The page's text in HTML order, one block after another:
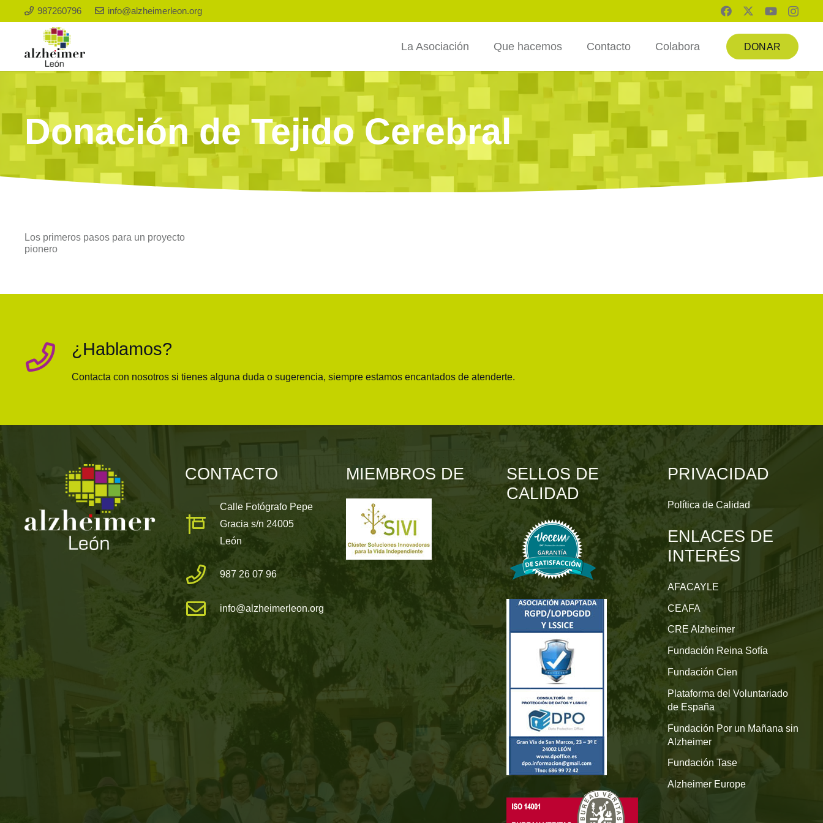
987260796 info@alzheimerleon.org
La Asociación Que hacemos Contacto Colabora DONAR
Donación de Tejido Cerebral
Los primeros pasos para un proyecto
pionero
¿Hablamos?
Contacta con nosotros si tienes alguna duda o sugerencia, siempre estamos encantados de atenderte.
CONTACTO
Calle Fotógrafo Pepe
Gracia s/n 24005
León
987 26 07 96
info@alzheimerleon.org
MIEMBROS DE
SELLOS DE
CALIDAD
PRIVACIDAD
Política de Calidad
ENLACES DE
INTERÉS
AFACAYLE
CEAFA
CRE Alzheimer
Fundación Reina Sofía
Fundación Cien
Plataforma del Voluntariado
de España
Fundación Por un Mañana sin
Alzheimer
Fundación Tase
Alzheimer Europe